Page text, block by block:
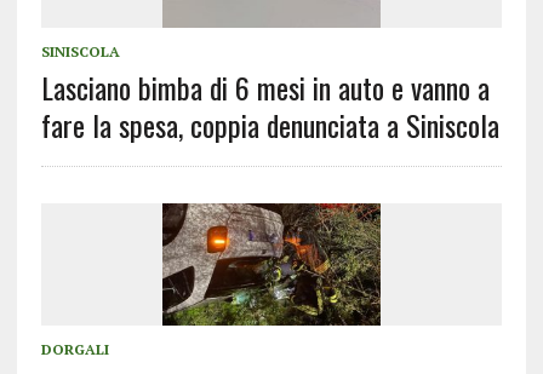
SINISCOLA
Lasciano bimba di 6 mesi in auto e vanno a
fare la spesa, coppia denunciata a Siniscola
DORGALI